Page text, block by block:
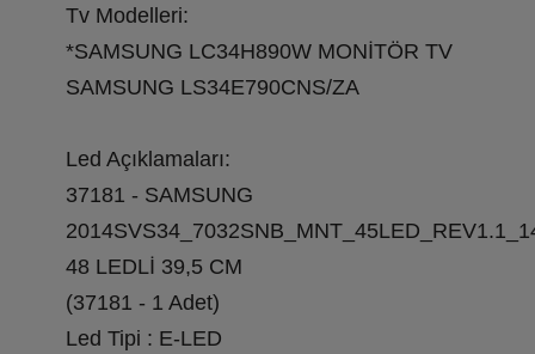
Tv Modelleri:
*SAMSUNG LC34H890W MONİTÖR TV
SAMSUNG LS34E790CNS/ZA
Led Açıklamaları:
37181 - SAMSUNG
48 LEDLİ 39,5 CM
(37181 - 1 Adet)
Led Tipi : E-LED